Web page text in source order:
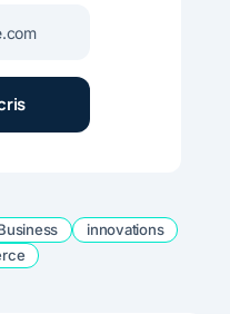
innovations